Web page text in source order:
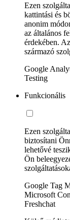
Ezen
kattintási és
anonim
az általános
érdekében.
származó
Google
Testing
Funkcionális
Ezen
biztosítani
lehetővé
Ön
Google Tag
Microsoft
Freshchat